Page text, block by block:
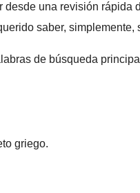
una revisión
saber,
de búsqueda
griego.